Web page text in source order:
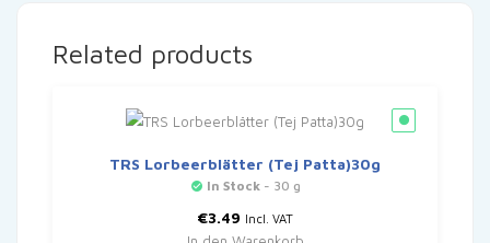
Related products
TRS Lorbeerblätter (Tej Patta)30g
In Stock- 30 g
€3.49 Incl. VAT